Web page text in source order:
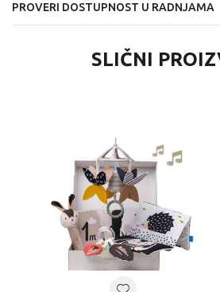
PROVERI DOSTUPNOST U RADNJAMA
SLIČNI